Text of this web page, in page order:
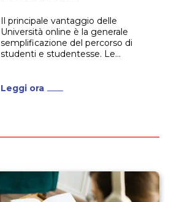
Il principale vantaggio delle
Università online è la generale
semplificazione del percorso di
studenti e studentesse. Le
tutta la burocrazia che
Leggi ora